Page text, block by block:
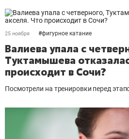
25 ноября #фигурное катание
Валиева упала с
Туктамышева
происходит в Сочи?
Посмотрели на тренировки перед